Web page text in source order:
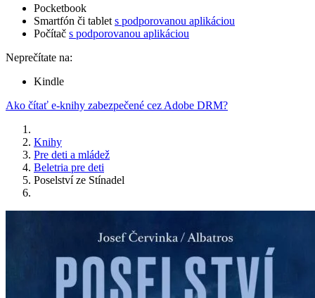
Pocketbook
Smartfón či tablet s podporovanou aplikáciou
Počítač s podporovanou aplikáciou
Neprečítate na:
Kindle
Ako čítať e-knihy zabezpečené cez Adobe DRM?
Knihy
Pre deti a mládež
Beletria pre deti
Poselství ze Stínadel